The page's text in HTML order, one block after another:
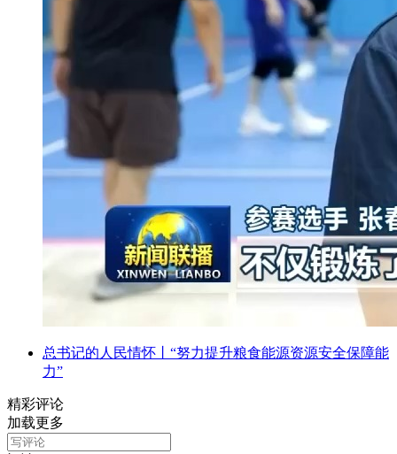
总书记的人民情怀丨“努力提升粮食能源资源安全保障能
力”
精彩评论
加载更多